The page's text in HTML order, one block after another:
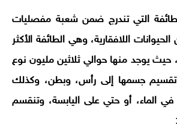
التي تندرج ضمن شعبة مفصليات
اللافقارية، وهي الطائفة الأكثر
حيث يوجد منها حوالي ثلاثين مليون نوع
جسمها إلى رأس، وبطن، وكذلك
الماء، أو حتي على اليابسة، وتنقسم